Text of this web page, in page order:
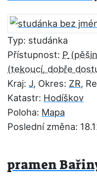
Typ: studánka
Přístupnost: P
Kraj: J, Okres: ZR,
Katastr: Hodíškov
Poloha: Mapa
Poslední změna:
pramen